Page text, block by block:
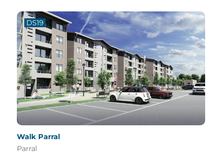
DS19
Walk Parral
Parral